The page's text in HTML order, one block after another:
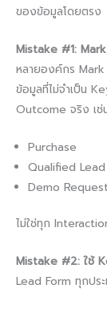
ของข้อมูลโดยตรง
Mistake #1:
หลายองค์กร Mark
ข้อมูลที่ไม่จำเป็น
Outcome จริง เช่
Purchase
Qualified Lead
Demo
ไม่ใช่ทุก
Mistake #2: ใช้
Lead Form ทุกประ